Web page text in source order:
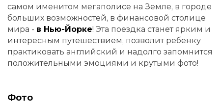
самом именитом мегаполисе на Земле, в городе
больших возможностей, в финансовой столице
мира - в Нью-Йорке! Эта поездка станет ярким и
интересным путешествием, позволит ребенку
практиковать английский и надолго запомнится
положительными эмоциями и крутыми фото!
Фото